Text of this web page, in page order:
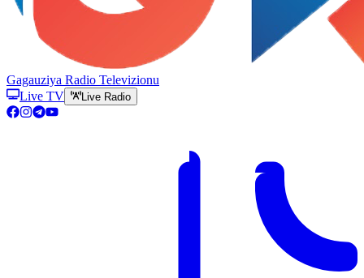
Gagauziya Radio Televizionu
Live TV
Live Radio